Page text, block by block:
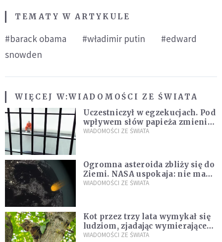
TEMATY W ARTYKULE
#barack obama #władimir putin
#edward
snowden
WIĘCEJ W:WIADOMOŚCI ZE ŚWIATA
Uczestniczył w egzekucjach. Pod
wpływem słów papieża zmienił
zdanie
WIADOMOŚCI ZE ŚWIATA
Ogromna asteroida zbliży się do
Ziemi. NASA uspokaja: nie ma
zagrożenia
WIADOMOŚCI ZE ŚWIATA
Kot przez trzy lata wymykał się
ludziom, zjadając wymierające
kaczki. W końcu popełnił
WIADOMOŚCI ZE ŚWIATA